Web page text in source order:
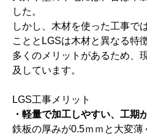
した。
しかし、木材を使った工事で
こととLGSは木材と異なる特
多くのメリットがあるため、
及しています。
LGS工事メリット
・軽量で加工しやすい、工期
鉄板の厚みが0.5ｍｍと大変